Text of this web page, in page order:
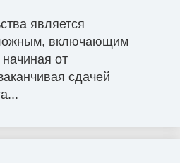
является
включающим
от
сдачей